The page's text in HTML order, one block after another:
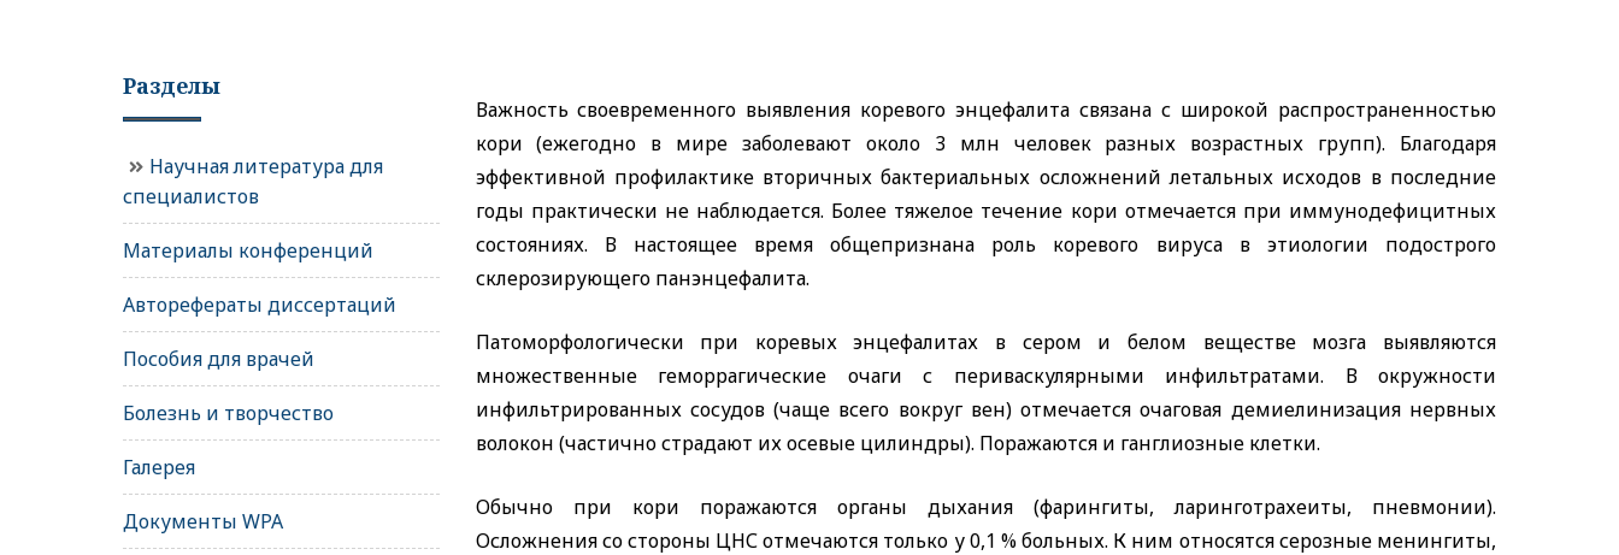
Важность своевременного выявления коревого энцефалита связана с широкой распространенностью
кори (ежегодно в мире заболевают около 3 млн человек разных возрастных групп). Благодаря
эффективной профилактике вторичных бактериальных осложнений летальных исходов в последние
годы практически не наблюдается. Более тяжелое течение кори отмечается при иммунодефицитных
состояниях. В настоящее время общепризнана роль коревого вируса в этиологии подострого
склерозирующего панэнцефалита.
Патоморфологически при коревых энцефалитах в сером и белом веществе мозга выявляются
множественные геморрагические очаги с периваскулярными инфильтратами. В окружности
инфильтрированных сосудов (чаще всего вокруг вен) отмечается очаговая демиелинизация нервных
волокон (частично страдают их осевые цилиндры). Поражаются и ганглиозные клетки.
Обычно при кори поражаются органы дыхания (фарингиты, ларинготрахеиты, пневмонии).
Осложнения со стороны ЦНС отмечаются только у 0,1 % больных. К ним относятся серозные менингиты,
Разделы
Научная литература для
специалистов
Материалы конференций
Авторефераты диссертаций
Пособия для врачей
Болезнь и творчество
Галерея
Документы WPA